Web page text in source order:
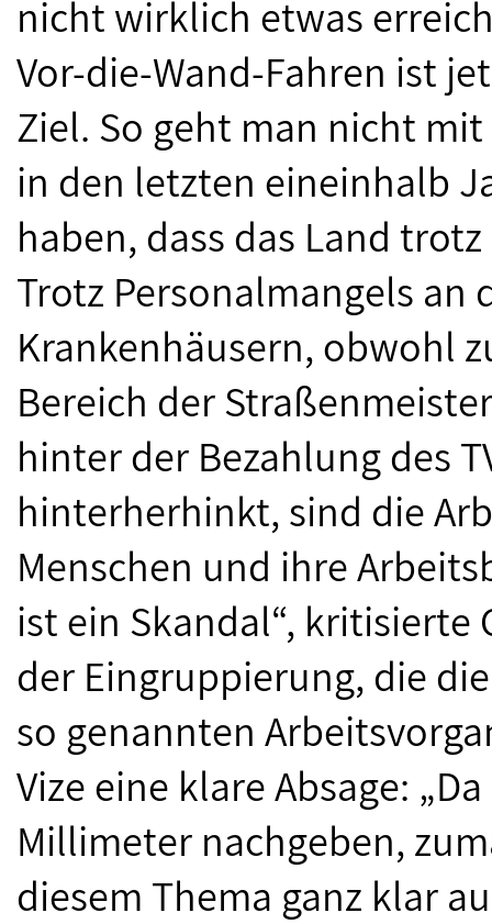
nicht wirklich etwas
Vor-die-Wand-Fahren ist
Ziel. So geht man nicht
in den letzten eineinhalb
haben, dass das Land
Trotz Personalmangels an
Krankenhäusern, obwohl
Bereich der
hinter der Bezahlung des
hinterherhinkt, sind die
Menschen und ihre
ist ein Skandal“, kritisierte
der Eingruppierung, die
so genannten
Vize eine klare Absage:
Millimeter nachgeben,
diesem Thema ganz klar